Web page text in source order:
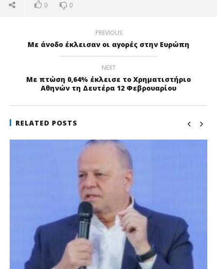
0 0
PREVIOUS
Με άνοδο έκλεισαν οι αγορές στην Ευρώπη
NEXT
Με πτώση 0,64% έκλεισε το Χρηματιστήριο
Αθηνών τη Δευτέρα 12 Φεβρουαρίου
RELATED POSTS